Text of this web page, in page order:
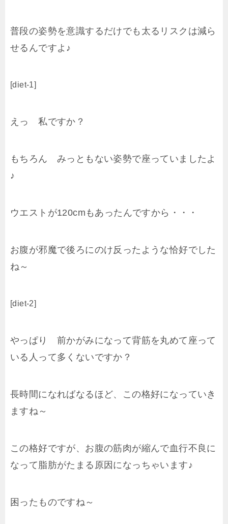
普段の姿勢を意識するだけでも太るリスクは減ら
せるんですよ♪
[diet-1]
えっ 私ですか？
もちろん みっともない姿勢で座っていましたよ
♪
ウエストが120cmもあったんですから・・・
お腹が邪魔で後ろにのけ反ったような恰好でした
ね～
[diet-2]
やっぱり 前かがみになって背筋を丸めて座って
いる人って多くないですか？
長時間になればなるほど、この格好になっていき
ますね～
この格好ですが、お腹の筋肉が縮んで血行不良に
なって脂肪がたまる原因になっちゃいます♪
困ったものですね～